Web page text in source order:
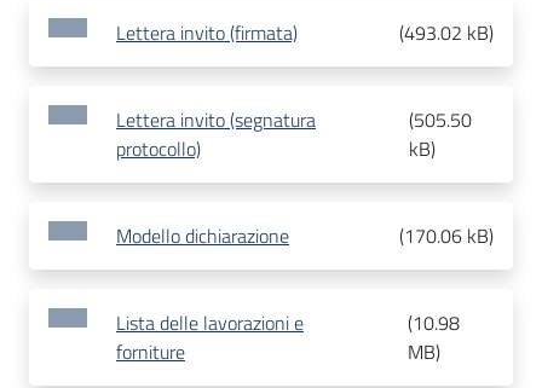
Lettera invito (firmata) (493.02 kB)
Lettera invito (segnatura
protocollo)
(505.50
kB)
Modello dichiarazione (170.06 kB)
Lista delle lavorazioni e
forniture
(10.98
MB)